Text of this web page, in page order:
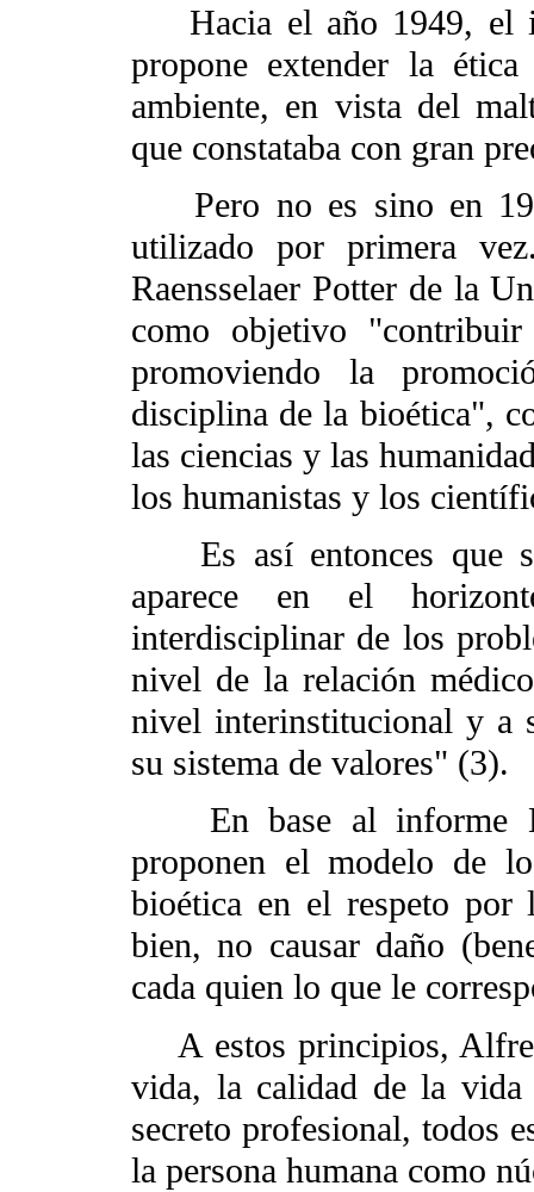
Hacia el año 1949, el
propone extender la
ambiente, en vista del
que constataba con gran
Pero no es sino en
utilizado por primera
Raensselaer Potter de la
como objetivo
promoviendo la
disciplina de la bioética",
las ciencias y las
los humanistas y los
Es así entonces que
aparece en el
interdisciplinar de los
nivel de la relación
nivel interinstitucional y a
su sistema de valores" (3).
En base al informe
proponen el modelo de
bioética en el respeto por
bien, no causar daño
cada quien lo que le
A estos principios,
vida, la calidad de la
secreto profesional, todos
la persona humana como